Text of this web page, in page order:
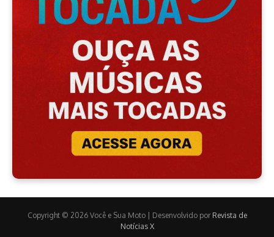
Copyright © 2026 Você e Sua Moto | Desenvolvido por Revista de
Notícias X